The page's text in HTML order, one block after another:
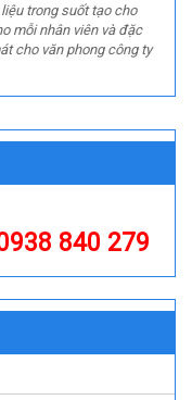
trong suốt tạo cho
mỗi nhân viên và đặc
cho văn phong công ty
840 279